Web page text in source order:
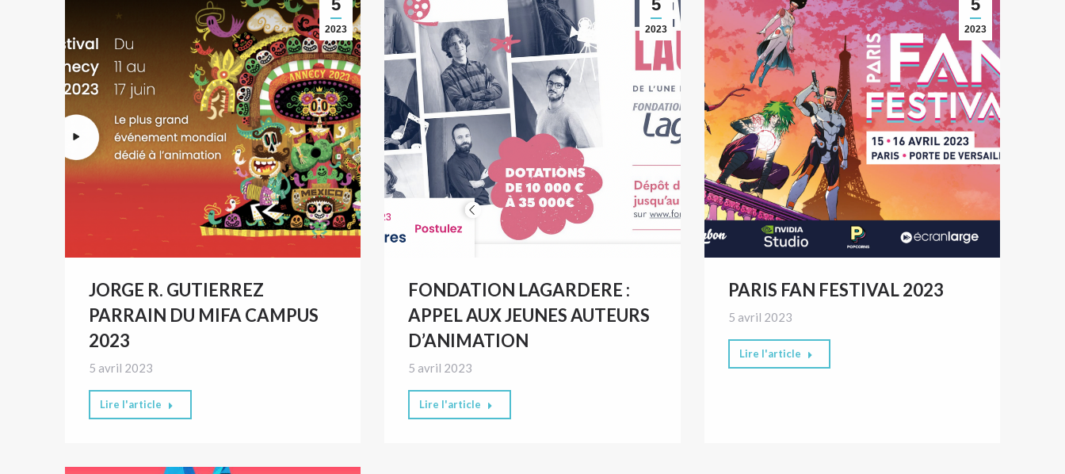
5
2023
JORGE R. GUTIERREZ
PARRAIN DU MIFA CAMPUS
2023
5 avril 2023
Lire l'article
5
2023
FONDATION LAGARDERE :
APPEL AUX JEUNES AUTEURS
D’ANIMATION
5 avril 2023
Lire l'article
5
2023
PARIS FAN FESTIVAL 2023
5 avril 2023
Lire l'article